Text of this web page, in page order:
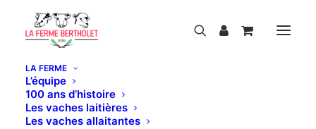
LA FERME
L’équipe
100 ans d’histoire
Les vaches laitières
Les vaches allaitantes